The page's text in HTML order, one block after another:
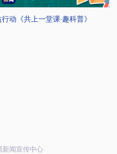
动《共上一堂课·趣科普》
闻宣传中心